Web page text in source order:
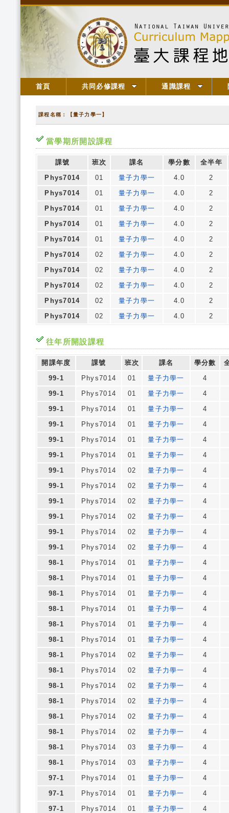
首頁 共同必修課程 通識課程
課程名稱：【量子力學一】
當學期所開設課程
課號 班次 課名 學分數
全半年
Phys7014
01 量子力學一 4.0
2
Phys7014
01 量子力學一 4.0
2
Phys7014
01 量子力學一 4.0
2
Phys7014
01 量子力學一 4.0
2
Phys7014
01 量子力學一 4.0
2
Phys7014
02 量子力學一 4.0
2
Phys7014
02 量子力學一 4.0
2
Phys7014
02 量子力學一 4.0
2
Phys7014
02 量子力學一 4.0
2
Phys7014
02 量子力學一 4.0 2
往年所開設課程
開課年度 課號 班次 課名 學分數
99-1
Phys7014 01 量子力學一
4
99-1
Phys7014 01 量子力學一
4
99-1
Phys7014 01 量子力學一
4
99-1
Phys7014 01 量子力學一
4
99-1
Phys7014 01 量子力學一
4
99-1
Phys7014 01 量子力學一
4
99-1
Phys7014 02 量子力學一
4
99-1
Phys7014 02 量子力學一
4
99-1
Phys7014 02 量子力學一
4
99-1
Phys7014 02 量子力學一
4
99-1
Phys7014 02 量子力學一
4
99-1
Phys7014 02 量子力學一
4
98-1
Phys7014 01 量子力學一
4
98-1
Phys7014 01 量子力學一
4
98-1
Phys7014 01 量子力學一
4
98-1
Phys7014 01 量子力學一
4
98-1
Phys7014 01 量子力學一
4
98-1
Phys7014 01 量子力學一
4
98-1
Phys7014 02 量子力學一
4
98-1
Phys7014 02 量子力學一
4
98-1
Phys7014 02 量子力學一
4
98-1
Phys7014 02 量子力學一
4
98-1
Phys7014 02 量子力學一
4
98-1
Phys7014 02 量子力學一
4
98-1
Phys7014 03 量子力學一
4
98-1
Phys7014 03 量子力學一
4
97-1
Phys7014 01 量子力學一
4
97-1
Phys7014 01 量子力學一
4
97-1
Phys7014 01 量子力學一
4